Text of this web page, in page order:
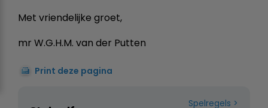
Met vriendelijke groet,
mr W.G.H.M. van der Putten
Print deze pagina
Spelregels